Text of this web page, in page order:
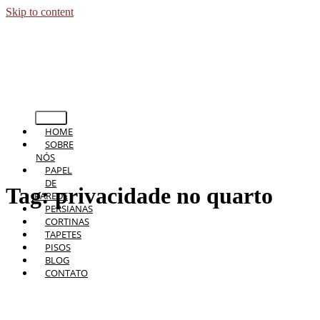
Skip to content
HOME
SOBRE
NÓS
PAPEL
DE
PAREDE
PERSIANAS
CORTINAS
TAPETES
PISOS
BLOG
CONTATO
Tag:privacidade no quarto